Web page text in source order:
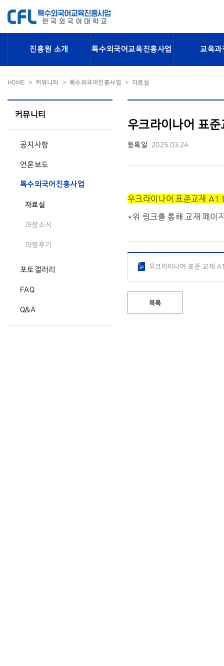
진흥원 소개 특수외국어교육진흥사업 교육과
HOME 커뮤니티 특수외국어진흥사업 자료실
커뮤니티
공지사항
언론보도
특수외국어진흥사업
자료실
과정소식
과정후기
포토갤러리
FAQ
Q&A
우크라이나어 표
등록일 2025.03.24
우크라이나어 표준교재 A1
*위 링크를 통해 교재 페이
우크라이나어 표준 교재
목록